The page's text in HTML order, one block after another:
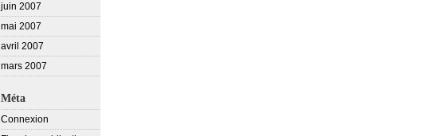
juin 2007
mai 2007
avril 2007
mars 2007
Méta
Connexion